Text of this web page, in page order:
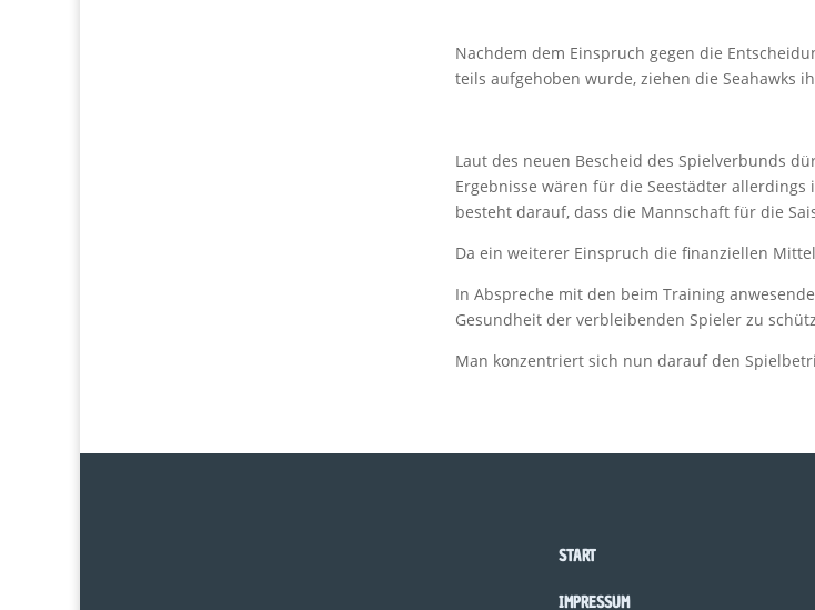
Nachdem dem Einspruch gegen die
teils aufgehoben wurde, ziehen die Seahawks
Laut des neuen Bescheid des Spielverbunds
Ergebnisse wären für die Seestädter
besteht darauf, dass die Mannschaft für die
Da ein weiterer Einspruch die finanziellen
In Abspreche mit den beim Training
Gesundheit der verbleibenden Spieler zu
Man konzentriert sich nun darauf den
START
IMPRESSUM